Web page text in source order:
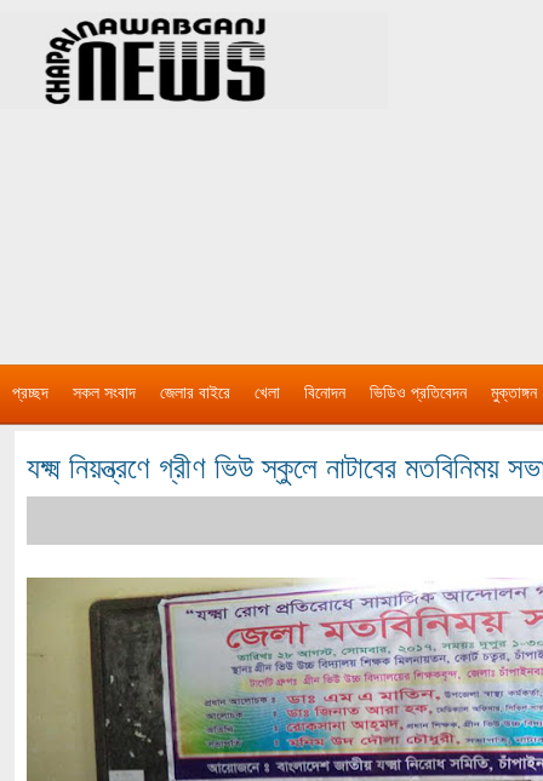
প্রচ্ছদ সকল সংবাদ জেলার বাইরে খেলা বিনোদন ভিডিও প্রতিবেদন মুক্তাঙ্গন
যক্ষ্ম নিয়ন্ত্রণে গ্রীণ ভিউ স্কুলে নাটাবের মতবিনিময়